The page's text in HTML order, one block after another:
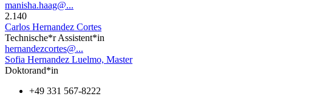
manisha.haag@...
2.140
Carlos Hernandez Cortes
Technische*r Assistent*in
hernandezcortes@...
Sofia Hernandez Luelmo, Master
Doktorand*in
+49 331 567-8222